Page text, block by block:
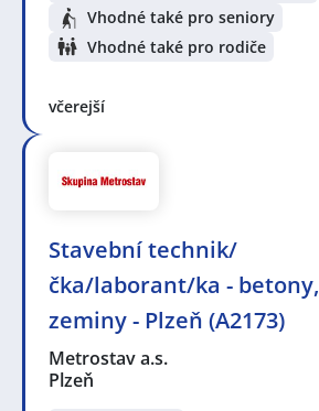
Vhodné také pro seniory
Vhodné také pro rodiče
včerejší
Stavební technik/
čka/laborant/ka - betony,
zeminy - Plzeň (A2173)
Metrostav a.s.
Plzeň